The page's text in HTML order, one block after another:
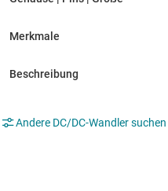
Andere DC/DC-Wandler suchen